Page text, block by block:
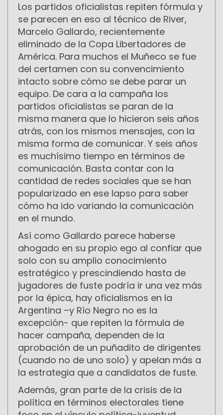
Los partidos oficialistas repiten fórmula y
se parecen en eso al técnico de River,
Marcelo Gallardo, recientemente
eliminado de la Copa Libertadores de
América. Para muchos el Muñeco se fue
del certamen con su convencimiento
intacto sobre cómo se debe parar un
equipo. De cara a la campaña los
partidos oficialistas se paran de la
misma manera que lo hicieron seis años
atrás, con los mismos mensajes, con la
misma forma de comunicar. Y seis años
es muchísimo tiempo en términos de
comunicación. Basta contar con la
cantidad de redes sociales que se han
popularizado en ese lapso para saber
cómo ha ido variando la comunicación
en el mundo.
Así como Gallardo parece haberse
ahogado en su propio ego al confiar que
solo con su amplio conocimiento
estratégico y prescindiendo hasta de
jugadores de fuste podría ir una vez más
por la épica, hay oficialismos en la
Argentina –y Río Negro no es la
excepción- que repiten la fórmula de
hacer campaña, dependen de la
aprobación de un puñadito de dirigentes
(cuando no de uno solo) y apelan más a
la estrategia que a candidatos de fuste.
Además, gran parte de la crisis de la
política en términos electorales tiene